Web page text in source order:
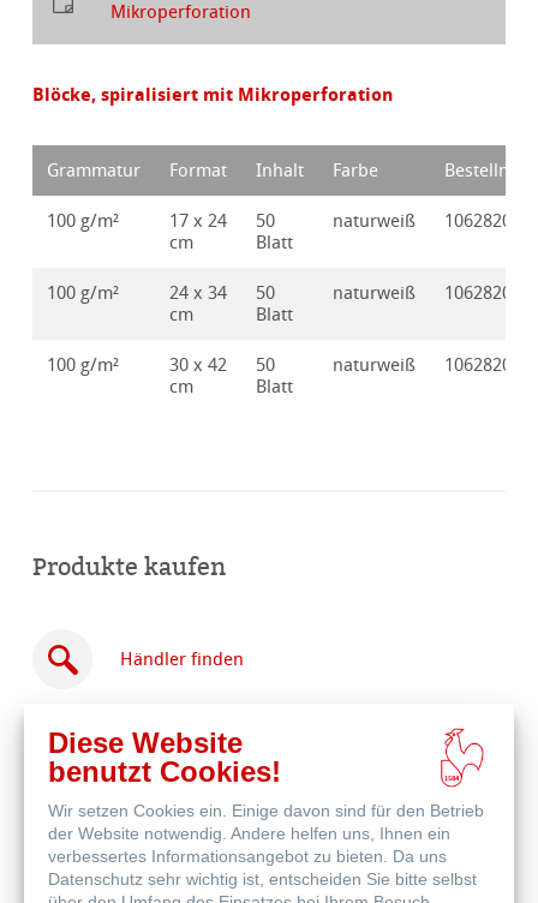
Mikroperforation
Blöcke, spiralisiert mit Mikroperforation
Grammatur Format Inhalt Farbe Bestellnr.
100 g/m²
17 x 24
cm
50
Blatt
naturweiß 10628202
100 g/m²
24 x 34
cm
50
Blatt
naturweiß 10628203
100 g/m²
30 x 42
cm
50
Blatt
naturweiß 10628204
Produkte kaufen
Händler finden
Online
kaufen
Weitere Produkte
Diese Website
benutzt Cookies!
Wir setzen Cookies ein. Einige davon sind für den Betrieb
der Website notwendig. Andere helfen uns, Ihnen ein
verbessertes Informationsangebot zu bieten. Da uns
Datenschutz sehr wichtig ist, entscheiden Sie bitte selbst